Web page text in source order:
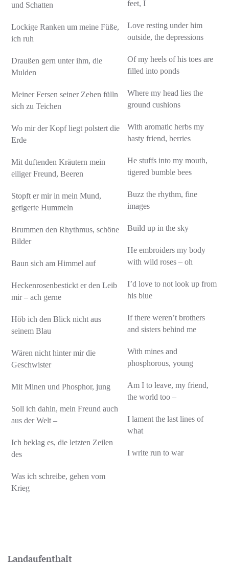
und Schatten
Lockige Ranken um meine Füße,
ich ruh
Draußen gern unter ihm, die
Mulden
Meiner Fersen seiner Zehen fülln
sich zu Teichen
Wo mir der Kopf liegt polstert die
Erde
Mit duftenden Kräutern mein
eiliger Freund, Beeren
Stopft er mir in mein Mund,
getigerte Hummeln
Brummen den Rhythmus, schöne
Bilder
Baun sich am Himmel auf
Heckenrosenbestickt er den Leib
mir – ach gerne
Höb ich den Blick nicht aus
seinem Blau
Wären nicht hinter mir die
Geschwister
Mit Minen und Phosphor, jung
Soll ich dahin, mein Freund auch
aus der Welt –
Ich beklag es, die letzten Zeilen
des
Was ich schreibe, gehen vom
Krieg
feet, I
Love resting under him
outside, the depressions
Of my heels of his toes are
filled into ponds
Where my head lies the
ground cushions
With aromatic herbs my
hasty friend, berries
He stuffs into my mouth,
tigered bumble bees
Buzz the rhythm, fine
images
Build up in the sky
He embroiders my body
with wild roses – oh
I’d love to not look up from
his blue
If there weren’t brothers
and sisters behind me
With mines and
phosphorous, young
Am I to leave, my friend,
the world too –
I lament the last lines of
what
I write run to war
Landaufenthalt